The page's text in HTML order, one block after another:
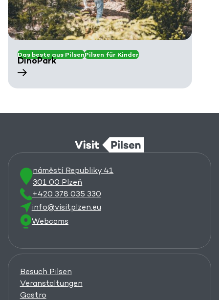
Das beste aus PilsenPilsen für Kinder
DinoPark
náměstí Republiky 41
301 00 Plzeň
+420 378 035 330
info@visitplzen.eu
Webcams
Besuch Pilsen
Veranstaltungen
Gastro